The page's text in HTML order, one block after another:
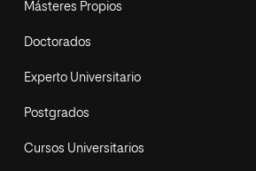
Másteres Propios
Doctorados
Experto Universitario
Postgrados
Cursos Universitarios